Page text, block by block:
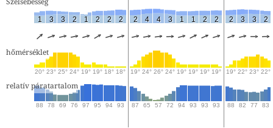
1 3 3 2 1 2 2 2 2 4 4 3 1 1 2 2 2 3 3 2
hőmérséklet
20° 23° 25° 24° 19° 19° 18° 18° 19° 24° 26° 24° 19° 19° 19° 19° 19° 22° 23° 22°
relatív páratartalom
88 78 69 76 97 95 94 93 87 65 57 72 94 93 93 93 88 82 77 83